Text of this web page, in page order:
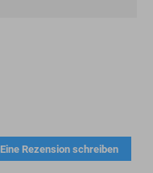
Eine Rezension schreiben